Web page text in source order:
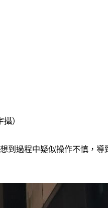
）
到過程中疑似操作不慎，